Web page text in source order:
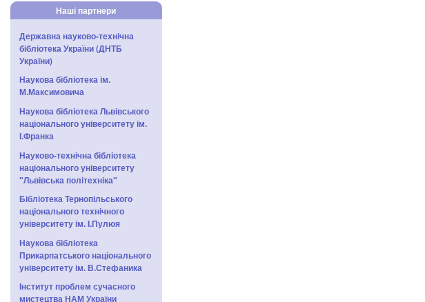
Наші партнери
Державна науково-технічна
бібліотека України (ДНТБ
України)
Наукова бібліотека ім.
М.Максимовича
Наукова бібліотека Львівського
національного університету ім.
І.Франка
Науково-технічна бібліотека
національного університету
"Львівська політехніка"
Бібліотека Тернопільського
національного технічного
університету ім. І.Пулюя
Наукова бібліотека
Прикарпатського національного
університету ім. В.Стефаника
Інститут проблем сучасного
мистецтва НАМ України